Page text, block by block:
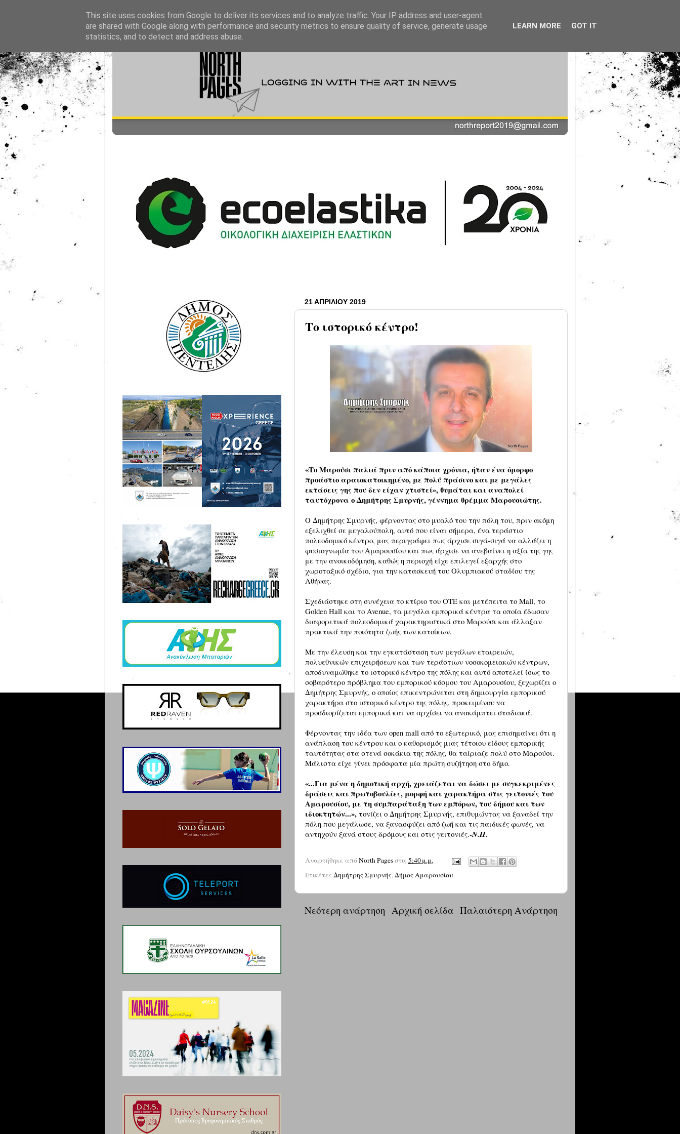
21 ΑΠΡΙΛΊΟΥ 2019
Το ιστορικό κέντρο!
«Το Μαρούσι παλιά πριν από κάποια χρόνια, ήταν ένα όμορφο
προάστιο αραιοκατοικημένο, με πολύ πράσινο και με μεγάλες
εκτάσεις γης που δεν είχαν χτιστεί», θυμάται και αναπολεί
ταυτόχρονα ο Δημήτρης Σμυρνής, γέννημα θρέμμα Μαρουσιώτης.
Ο Δημήτρης Σμυρνής, φέρνοντας στο μυαλό του την πόλη του, πριν ακόμη
εξελιχθεί σε μεγαλούπολη, αυτό που είναι σήμερα, ένα τεράστιο
πολεοδομικό κέντρο, μας περιγράφει πως άρχισε σιγά-σιγά να αλλάζει η
φυσιογνωμία του Αμαρουσίου και πως άρχισε να ανεβαίνει η αξία της γης
με την ανοικοδόμηση, καθώς η περιοχή είχε επιλεγεί εξαρχής στο
χωροταξικό σχέδιο, για την κατασκευή του Ολυμπιακού σταδίου της
Αθήνας.
Σχεδιάστηκε στη συνέχεια το κτίριο του ΟΤΕ και μετέπειτα το Mall, το
Golden Hall και το Avenue, τα μεγάλα εμπορικά κέντρα τα οποία έδωσαν
διαφορετικά πολεοδομικά χαρακτηριστικά στο Μαρούσι και άλλαξαν
πρακτικά την ποιότητα ζωής των κατοίκων.
Με την έλευση και την εγκατάσταση των μεγάλων εταιρειών,
πολυεθνικών επιχειρήσεων και των τεράστιων νοσοκομειακών κέντρων,
αποδυναμώθηκε το ιστορικό κέντρο της πόλης και αυτό αποτελεί ίσως το
σοβαρότερο πρόβλημα του εμπορικού κόσμου του Αμαρουσίου, ξεχωρίζει ο
Δημήτρης Σμυρνής, ο οποίος επικεντρώνεται στη δημιουργία εμπορικού
χαρακτήρα στο ιστορικό κέντρο της πόλης, προκειμένου να
προσδιορίζεται εμπορικά και να αρχίσει να ανακάμπτει σταδιακά.
Φέρνοντας την ιδέα των open mall από το εξωτερικό, μας επισημαίνει ότι η
ανάπλαση του κέντρου και ο καθορισμός μιας τέτοιου είδους εμπορικής
ταυτότητας στα στενά σοκάκια της πόλης, θα ταίριαζε πολύ στο Μαρούσι.
Μάλιστα είχε γίνει πρόσφατα μία πρώτη συζήτηση στο δήμο.
«...Για μένα η δημοτική αρχή, χρειάζεται να δώσει με συγκεκριμένες
δράσεις και πρωτοβουλίες, μορφή και χαρακτήρα στις γειτονιές του
Αμαρουσίου, με τη συμπαράταξη των εμπόρων, του δήμου και των
ιδιοκτητών...», τονίζει ο Δημήτρης Σμυρνής, επιθυμώντας να ξαναδεί την
πόλη που μεγάλωσε, να ξανασφύζει από ζωή και τις παιδικές φωνές, να
αντηχούν ξανά στους δρόμους και στις γειτονιές.-Ν.Π.
Αναρτήθηκε απόNorth Pagesστις 5:40 μ.μ.
Ετικέτες Δημήτρης Σμυρνής, Δήμος Αμαρουσίου
Νεότερη ανάρτηση Παλαιότερη Ανάρτηση
Αρχική σελίδα
This site uses cookies from Google to deliver its services and to analyze traffic. Your IP address and user-agent
are shared with Google along with performance and security metrics to ensure quality of service, generate usage
statistics, and to detect and address abuse.
LEARN MORE GOT IT